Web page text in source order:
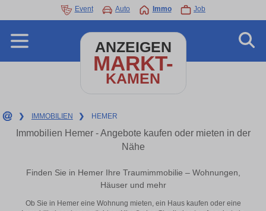
Event Auto Immo Job
ANZEIGEN
MARKT-
KAMEN
❯ IMMOBILIEN ❯ HEMER
Immobilien Hemer - Angebote kaufen oder mieten in der
Nähe
Finden Sie in Hemer Ihre Traumimmobilie – Wohnungen,
Häuser und mehr
Ob Sie in Hemer eine Wohnung mieten, ein Haus kaufen oder eine